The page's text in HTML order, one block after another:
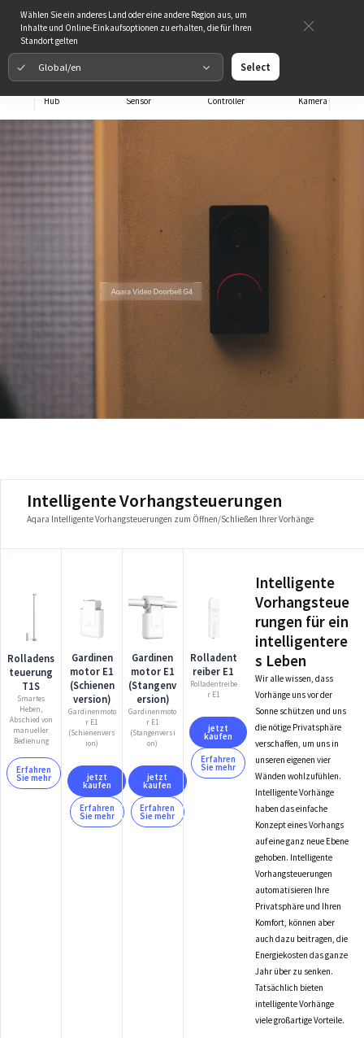
Wählen Sie ein anderes Land oder eine andere Region aus, um
Inhalte und Online-Einkaufsoptionen zu erhalten, die für Ihren
Standort gelten
Global/en Select
Hub Sensor Controller Kamera
Intelligente Vorhangsteuerungen
Aqara Intelligente Vorhangsteuerungen zum Öffnen/Schließen Ihrer Vorhänge
Rolladens
teuerung
T1S
Smartes
Heben,
Abschied von
manueller
Bedienung
Erfahren
Sie mehr
Gardinen
motor E1
(Schienen
version)
Gardinenmoto
r E1
(Schienenvers
ion)
Erfahren
Sie mehr
jetzt
kaufen
Gardinen
motor E1
(Stangenv
ersion)
Gardinenmoto
r E1
(Stangenversi
on)
Erfahren
Sie mehr
jetzt
kaufen
Rolladent
reiber E1
Rolladentreibe
r E1
Erfahren
Sie mehr
jetzt
kaufen
Intelligente
Vorhangsteue
rungen für ein
intelligentere
s Leben
Wir alle wissen, dass
Vorhänge uns vor der
Sonne schützen und uns
die nötige Privatsphäre
verschaffen, um uns in
unseren eigenen vier
Wänden wohlzufühlen.
Intelligente Vorhänge
haben das einfache
Konzept eines Vorhangs
auf eine ganz neue Ebene
gehoben. Intelligente
Vorhangsteuerungen
automatisieren Ihre
Privatsphäre und Ihren
Komfort, können aber
auch dazu beitragen, die
Energiekosten das ganze
Jahr über zu senken.
Tatsächlich bieten
intelligente Vorhänge
viele großartige Vorteile.